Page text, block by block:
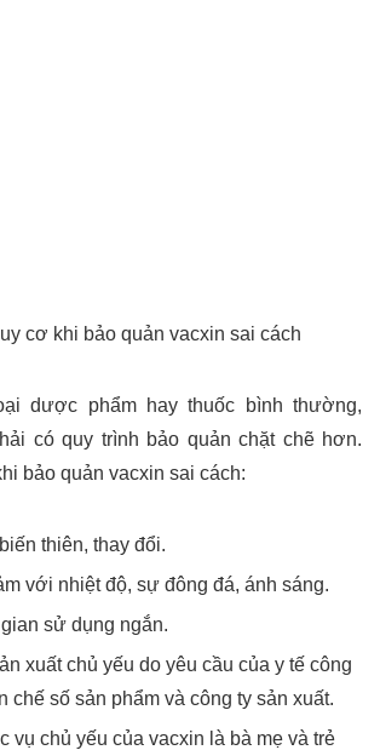
cơ khi bảo quản vacxin sai cách
dược phẩm hay thuốc bình thường,
có quy trình bảo quản chặt chẽ hơn.
bảo quản vacxin sai cách:
thiên, thay đổi.
với nhiệt độ, sự đông đá, ánh sáng.
sử dụng ngắn.
xuất chủ yếu do yêu cầu của y tế công
chế số sản phẩm và công ty sản xuất.
vụ chủ yếu của vacxin là bà mẹ và trẻ